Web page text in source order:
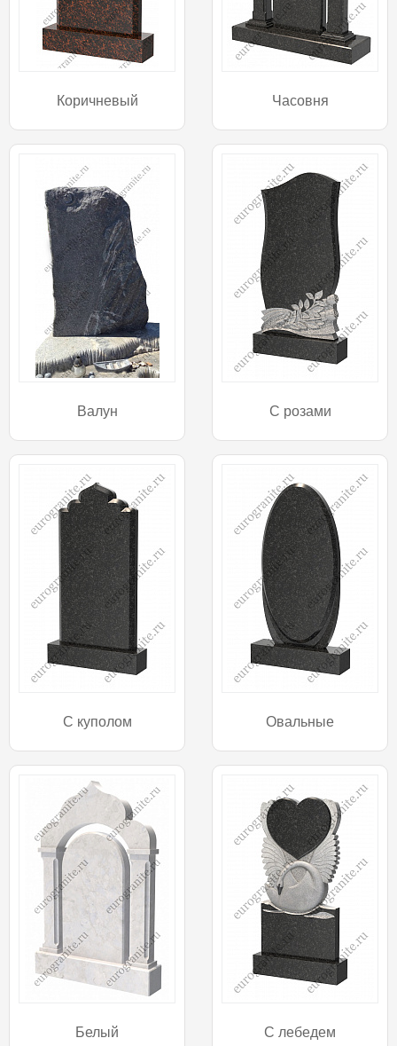
Коричневый Часовня
Валун С розами
С куполом Овальные
Белый С лебедем